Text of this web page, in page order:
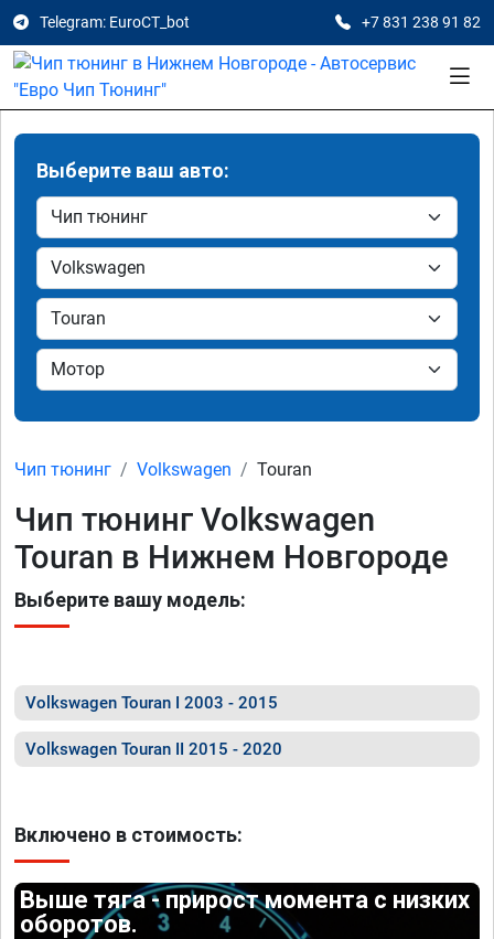
Telegram: EuroCT_bot +7 831 238 91 82
Выберите ваш авто:
Чип тюнинг Volkswagen Touran
Чип тюнинг Volkswagen
Touran в Нижнем Новгороде
Выберите вашу модель:
Volkswagen Touran I 2003 - 2015
Volkswagen Touran II 2015 - 2020
Включено в стоимость:
Выше тяга - прирост момента с низких
оборотов.